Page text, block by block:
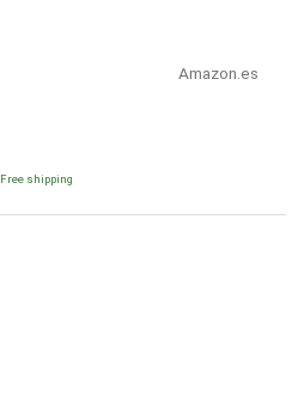
Amazon.es
Free shipping